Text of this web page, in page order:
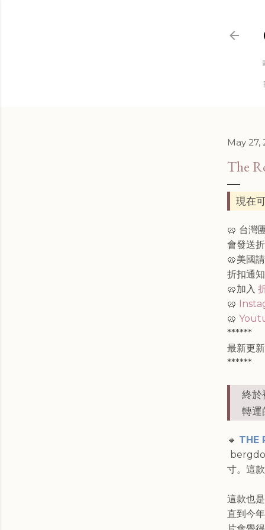
May 27,
The
現在
🥨 台灣
會發送
🥨美國
折扣通
🥨加入
🥨
🥨
******
最新更新
******
終於
轉運
🔸 THE
寸。這
這款也
直到今